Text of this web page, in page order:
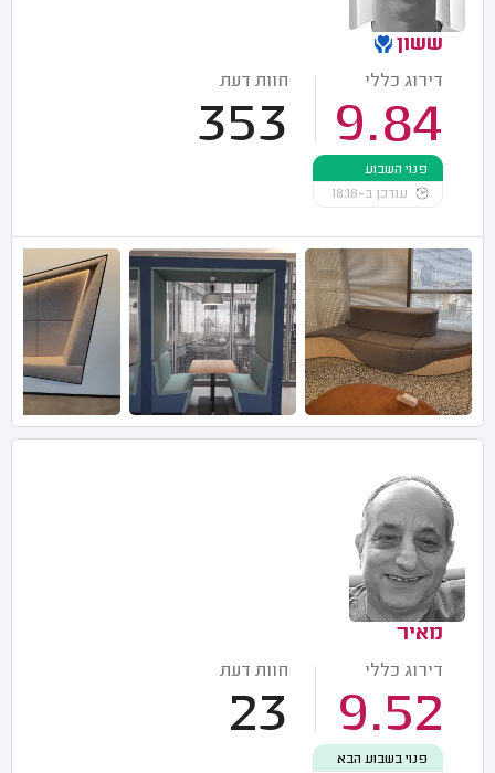
ששון
דירוג כללי
9.84
חוות דעת
353
פנוי השבוע
עודכן ב-18:18
מאיר
דירוג כללי
9.52
חוות דעת
23
פנוי בשבוע הבא